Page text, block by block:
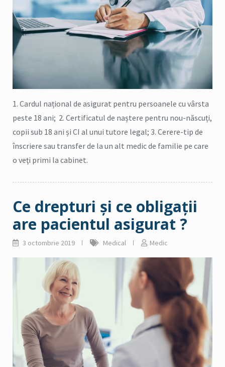
1. Cardul național de asigurat pentru persoanele cu vârsta
peste 18 ani; 2. Certificatul de naștere pentru nou-născuți,
copii sub 18 ani și CI al unui tutore legal; 3. Cerere-tip de
înscriere sau transfer de la un alt medic de familie pe care
o veţi primi la cabinet.
Ce drepturi şi ce obligaţii
are pacientul asigurat ?
3 octombrie 2019 Medical Medic